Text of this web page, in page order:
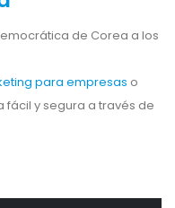
de Corea a los
para empresas o
fácil y segura a través de